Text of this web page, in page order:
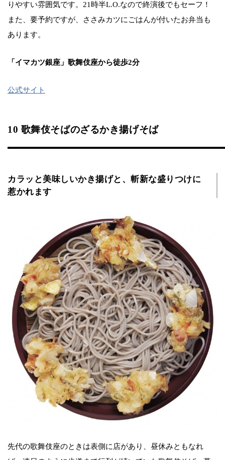
りやすい雰囲気です。21時半L.O.なので終演後でもセーフ！
また、要予約ですが、ささみカツにごはんが付いたお弁当も
あります。
「イマカツ銀座」歌舞伎座から徒歩2分
公式サイト
10 歌舞伎そばのざるかき揚げそば
カラッと美味しいかき揚げと、斬新な盛りつけに
惹かれます
先代の歌舞伎座のときは表側に店があり、昼休みともなれ